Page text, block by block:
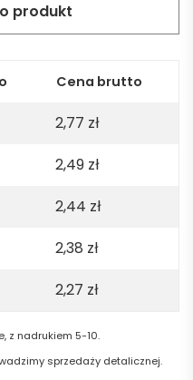
produkt
Cena brutto
2,77 zł
2,49 zł
2,44 zł
2,38 zł
2,27 zł
z nadrukiem 5-10.
sprzedaży detalicznej.